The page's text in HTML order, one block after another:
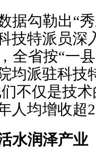
据勾勒出“
技特派员深
全省按“一
均派驻科技
们不仅是技
人均增收超
水润泽产业